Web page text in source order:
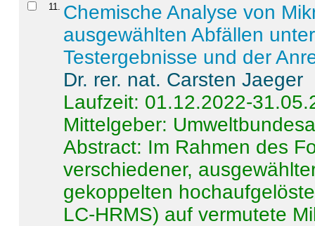
11
Chemische Analyse von
ausgewählten Abfällen
Testergebnisse und der
Dr. rer. nat. Carsten Jaeger
Laufzeit: 01.12.2022-
Mittelgeber:
Abstract: Im Rahmen des
verschiedener,
gekoppelten
LC-HRMS) auf vermutete